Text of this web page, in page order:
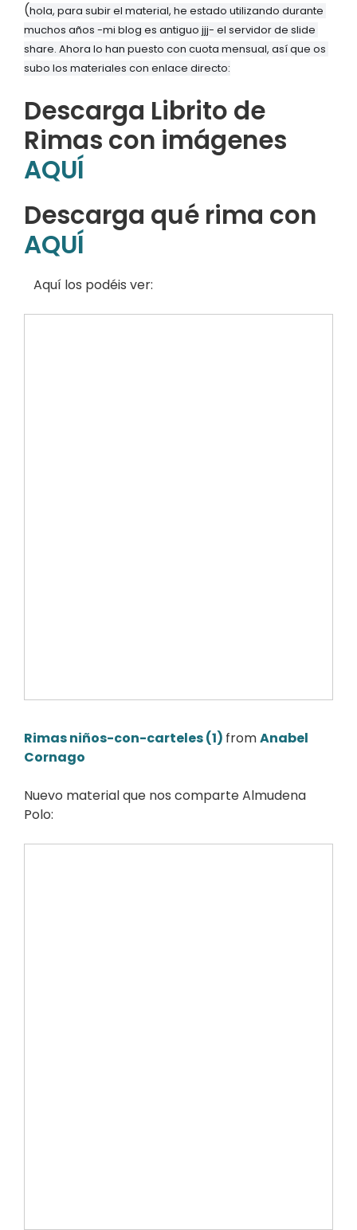
(hola, para subir el material, he estado utilizando durante
muchos años -mi blog es antiguo jjj- el servidor de slide
share. Ahora lo han puesto con cuota mensual, así que os
subo los materiales con enlace directo:
Descarga Librito de
Rimas con imágenes
AQUÍ
Descarga qué rima con
AQUÍ
Aquí los podéis ver:
Rimas niños-con-carteles (1) fromAnabel
Cornago
Nuevo material que nos comparte Almudena
Polo: